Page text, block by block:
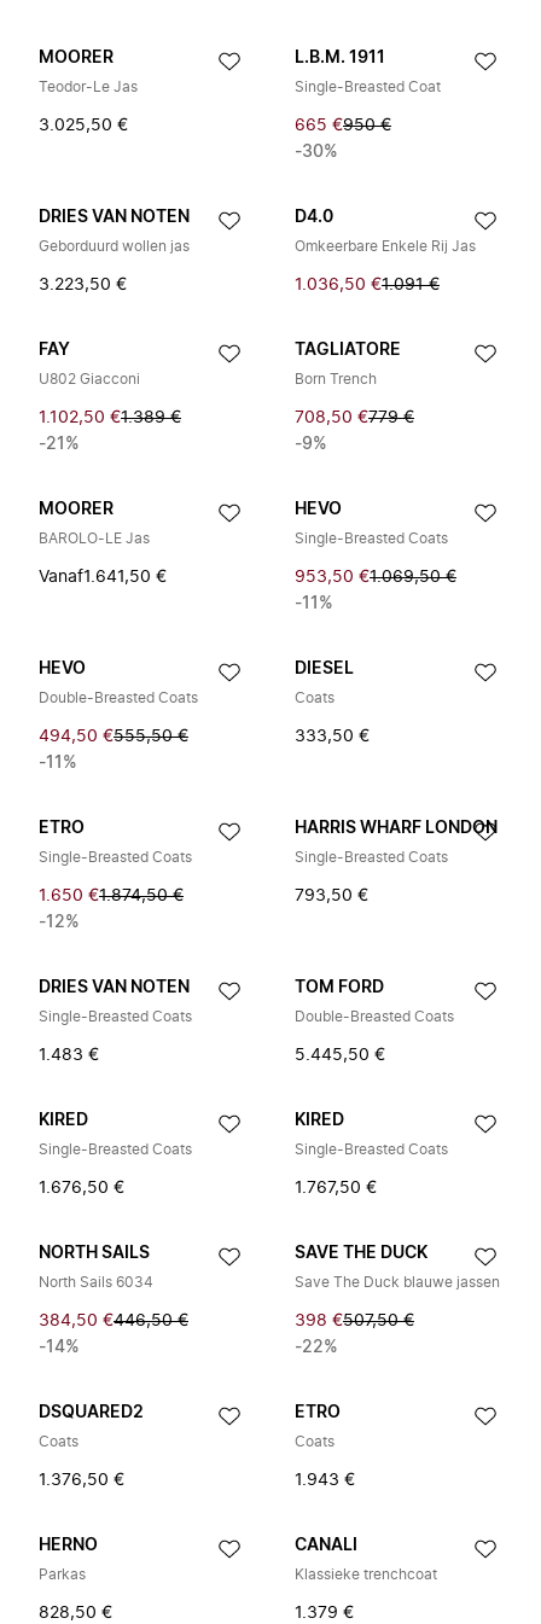
MOORER
Teodor-Le Jas
3.025,50 €
L.B.M. 1911
Single-Breasted Coat
665 €950 €
-30%
DRIES VAN NOTEN
Geborduurd wollen jas
3.223,50 €
D4.0
Omkeerbare Enkele Rij Jas
1.036,50 €1.091 €
FAY
U802 Giacconi
1.102,50 €1.389 €
-21%
TAGLIATORE
Born Trench
708,50 €779 €
-9%
MOORER
BAROLO-LE Jas
Vanaf1.641,50 €
HEVO
Single-Breasted Coats
953,50 €1.069,50 €
-11%
HEVO
Double-Breasted Coats
494,50 €555,50 €
-11%
DIESEL
Coats
333,50 €
ETRO
Single-Breasted Coats
1.650 €1.874,50 €
-12%
HARRIS WHARF LONDON
Single-Breasted Coats
793,50 €
DRIES VAN NOTEN
Single-Breasted Coats
1.483 €
TOM FORD
Double-Breasted Coats
5.445,50 €
KIRED
Single-Breasted Coats
1.676,50 €
KIRED
Single-Breasted Coats
1.767,50 €
NORTH SAILS
North Sails 6034
384,50 €446,50 €
-14%
SAVE THE DUCK
Save The Duck blauwe jassen
398 €507,50 €
-22%
DSQUARED2
Coats
1.376,50 €
ETRO
Coats
1.943 €
HERNO
Parkas
828,50 €
CANALI
Klassieke trenchcoat
1.379 €